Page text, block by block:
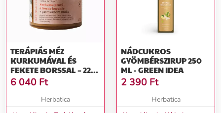
TERÁPIÁS MÉZ
KURKUMÁVAL ÉS
FEKETE BORSSAL – 220
G – NATURMEDA
6 040 Ft
Herbatica
NÁDCUKROS
GYÖMBÉRSZIRUP 250
ML - GREEN IDEA
2 390 Ft
Herbatica